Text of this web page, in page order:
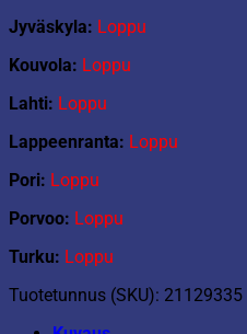
Jyväskyla: Loppu
Kouvola: Loppu
Lahti: Loppu
Lappeenranta: Loppu
Pori: Loppu
Porvoo: Loppu
Turku: Loppu
Tuotetunnus (SKU): 21129335